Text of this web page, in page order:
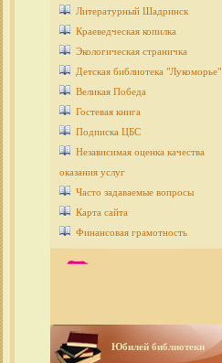
Литературный Шадринск
Краеведческая копилка
Экологическая страничка
Детcкая библиотека "Лукоморье"
Великая Победа
Гостевая книга
Подписка ЦБС
Независимая оценка качества
оказания услуг
Часто задаваемые вопросы
Карта сайта
Финансовая грамотность
Юбилей библиотеки